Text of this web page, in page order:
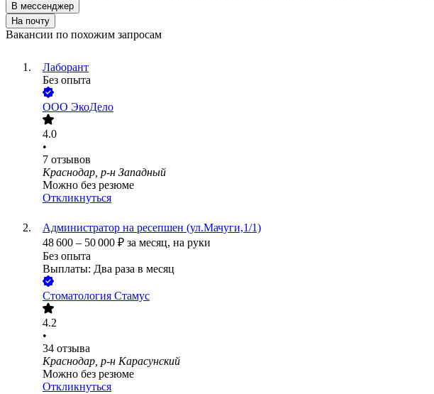
В мессенджер
На почту
Вакансии по похожим запросам
Лаборант
Без опыта
ООО ЭкоДело
4.0
•
7 отзывов
Краснодар, р-н Западный
Можно без резюме
Откликнуться
Администратор на ресепшен (ул.Мачуги,1/1)
48 600 – 50 000 ₽ за месяц, на руки
Без опыта
Выплаты: Два раза в месяц
Стоматология Стамус
4.2
•
34 отзыва
Краснодар, р-н Карасунский
Можно без резюме
Откликнуться